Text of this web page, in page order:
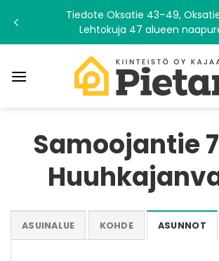
content
Tiedote Oksatie 43–49,
Lehtokuja 47 alueen
Samoojantie
ASUINALUE KOHDE ASUNNOT